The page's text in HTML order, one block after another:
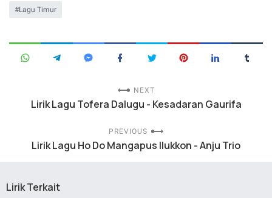
Lagu Timur
NEXT
Lirik Lagu Tofera Dalugu - Kesadaran Gaurifa
PREVIOUS
Lirik Lagu Ho Do Mangapus Ilukkon - Anju Trio
Lirik Terkait